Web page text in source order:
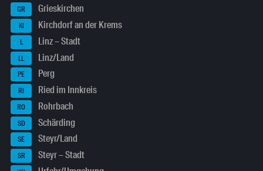
GR Grieskirchen
KI Kirchdorf an der Krems
L Linz – Stadt
LL Linz/Land
PE Perg
RI Ried im Innkreis
RO Rohrbach
SD Schärding
SE Steyr/Land
SR Steyr – Stadt